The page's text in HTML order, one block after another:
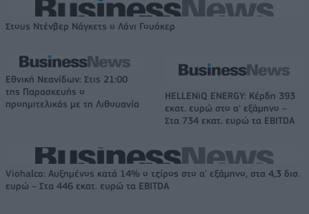
Στους Ντένβερ Νάγκετς ο Λόνι Γουόκερ
Εθνική Νεανίδων: Στις 21:00
της Παρασκευής ο
προημιτελικός με τη Λιθουανία
HELLENiQ ENERGY: Κέρδη 393
εκατ. ευρώ στο α' εξάμηνο –
Στα 734 εκατ. ευρώ τα EBITDA
Viohalco: Αυξημένος κατά 14% ο τζίρος στο α' εξάμηνο, στα 4,3 δισ.
ευρώ – Στα 446 εκατ. ευρώ τα EBITDA